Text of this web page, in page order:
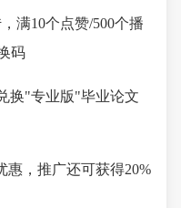
满10个点赞/500个播
码
换"专业版"毕业论文
惠，推广还可获得20%